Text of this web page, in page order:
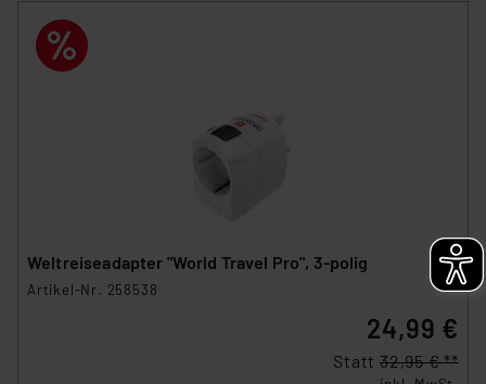
Weltreiseadapter "World Travel Pro", 3-polig
Artikel-Nr. 258538
24,99 €
Statt 32,95 € **